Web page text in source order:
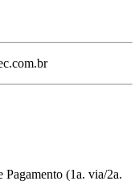
Pagamento (1a. via/2a.